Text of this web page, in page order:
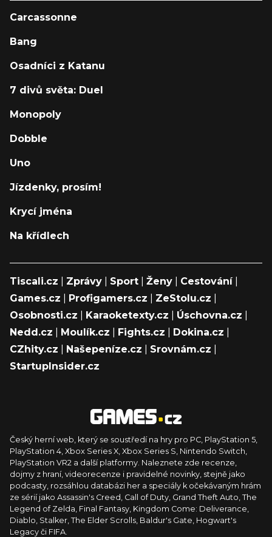
Carcassonne
Bang
Osadníci z Katanu
7 divů světa: Duel
Monopoly
Dobble
Uno
Jízdenky, prosím!
Krycí jména
Na křídlech
Tiscali.cz Zprávy Sport Ženy Cestování|
Games.cz
Profigamers.cz ZeStolu.cz
Osobnosti.cz
Karaoketexty.cz Úschovna.cz
Nedd.cz
Moulík.cz Fights.cz Dokina.cz
CZhity.cz
Našepeníze.cz Srovnám.cz
StartupInsider.cz
Český herní web, který se soustředí na hry pro PC, PlayStation 5,
PlayStation 4, Xbox Series X, Xbox Series S, Nintendo Switch,
PlayStation VR2 a další platformy. Naleznete zde recenze,
dojmy z hraní, videorecenze i pravidelné novinky, stejně jako
podcasty, rozsáhlou databázi her a speciály k očekávaným hrám
ze sérií jako Assassin's Creed, Call of Duty, Grand Theft Auto, The
Legend of Zelda, Final Fantasy, Kingdom Come: Deliverance,
Diablo, Stalker, The Elder Scrolls, Baldur's Gate, Hogwart's
Legacy či FIFA.